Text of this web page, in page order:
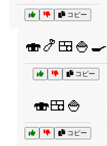
コピー
🍣🍤🍱🍚🍳
コピー
🍣🍱🍚
コピー